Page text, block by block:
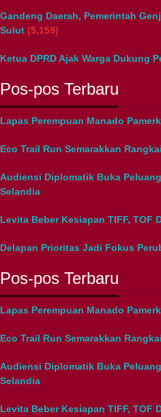
Gandeng Daerah, Pemerintah
Sulut (5,159)
Ketua DPRD Ajak Warga Dukung
Pos-pos Terbaru
Lapas Perempuan Manado
Eco Trail Run Semarakkan
Audiensi Diplomatik Buka
Selandia
Levita Beber Kesiapan TIFF, TOF
Delapan Prioritas Jadi Fokus
Pos-pos Terbaru
Lapas Perempuan Manado
Eco Trail Run Semarakkan
Audiensi Diplomatik Buka
Selandia
Levita Beber Kesiapan TIFF, TOF